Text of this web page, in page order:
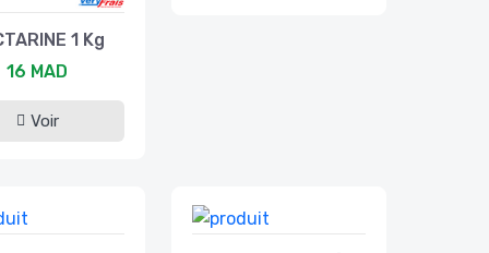
1 Kg
16 MAD
Voir